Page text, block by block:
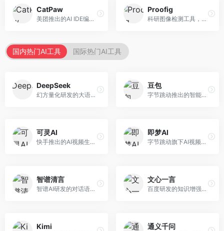
CatPaw
美团推出的AI IDE编程工具，专注于本地开发生态。面向开发者，提供智能代码补全、代码生成、项目管理等服务，本地开发体验好。
Proofig
科研图像检测工具，专注于学术图像完整性验证。面向科研人员，提供图像检测、重复分析、报告生成等服务，学术检测专业。
国内热门AI工具 国际热门AI工具
DeepSeek
幻方量化研发的大语言模型平台，专注于深度推理和代码生成能力。面向开发者、研究人员和技术爱好者，提供强大的逻辑推理和数学计算功能，开源生态完善，API接口友好。
豆包
字节跳动推出的智能对话助手平台，提供文本创作、知识问答、英语学习等多种AI服务。面向普通用户和内容创作者，支持多轮对话和文件解析，免费使用，响应速度快，中文理解能力强。
可灵AI
快手推出的AI视频生成平台，支持文生视频和图生视频，可生成长达2分钟的高质量视频内容。面向短视频创作者和营销人员，操作简便，生成效果逼真，适合商业推广和创意表达。
即梦AI
字节跳动旗下AI视频创作平台，支持多模态内容生成。面向内容创作者和营销人员，提供文生视频、图生视频、智能剪辑等功能，中文理解能力强，创作效率高。
智谱清言
智谱AI研发的对话语言模型，支持中英双语交互。面向中文用户和开发者，提供知识问答、代码编写、文档解读等服务，开源生态完善，学术研究背景深厚。
文心一言
百度研发的知识增强大语言模型，深度融合百度知识图谱和搜索能力。面向中文用户，提供知识问答、文本创作、逻辑推理等服务，中文语境理解准确，知识覆盖面广。
Kimi 通义千问